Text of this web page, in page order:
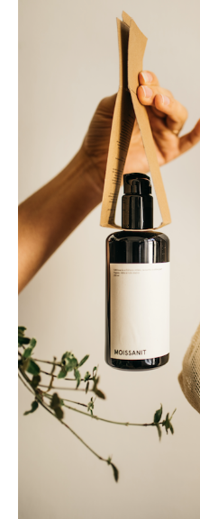
Prihlásenie